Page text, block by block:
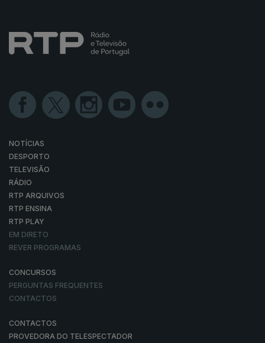
NOTÍCIAS
DESPORTO
TELEVISÃO
RÁDIO
RTP ARQUIVOS
RTP ENSINA
RTP PLAY
EM DIRETO
REVER PROGRAMAS
CONCURSOS
PERGUNTAS FREQUENTES
CONTACTOS
CONTACTOS
PROVEDORA DO TELESPECTADOR